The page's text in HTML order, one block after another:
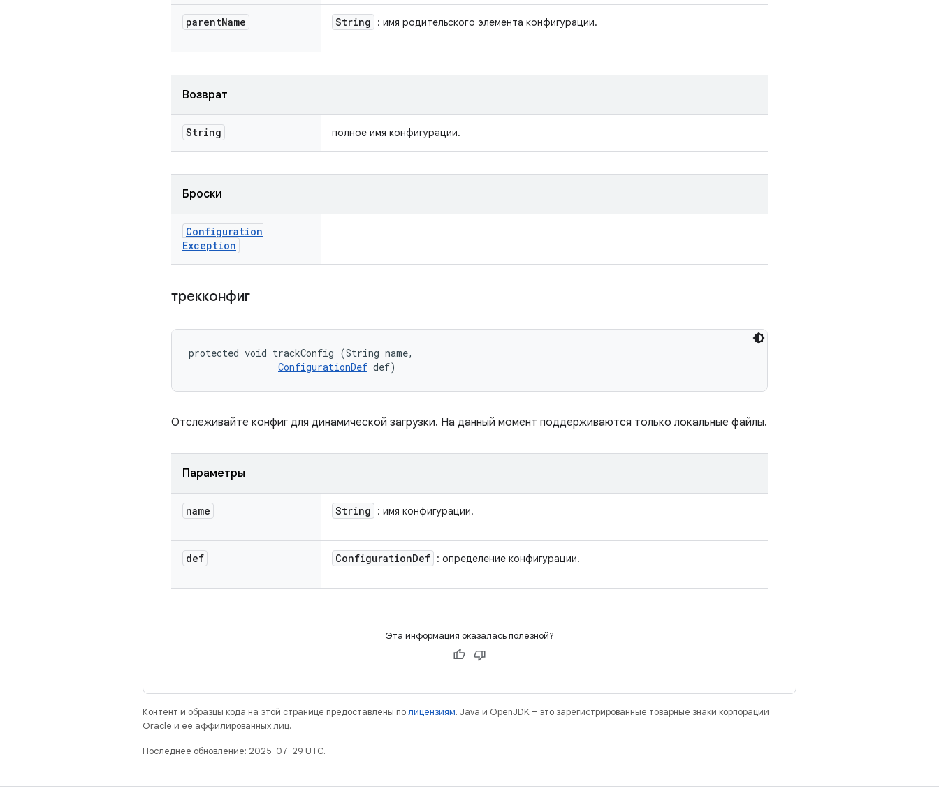
parentName String : имя родительского элемента конфигурации.
Возврат
String полное имя конфигурации.
Броски
Configuration
Exception
трекконфиг
protected void trackConfig (String name,
ConfigurationDef def)
Отслеживайте конфиг для динамической загрузки. На данный момент поддерживаются только локальные файлы.
Параметры
name String : имя конфигурации.
def ConfigurationDef : определение конфигурации.
Эта информация оказалась полезной?
Контент и образцы кода на этой странице предоставлены полицензиям. Java и OpenJDK – это зарегистрированные товарные знаки корпорации
Oracle и ее аффилированных лиц.
Последнее обновление: 2025-07-29 UTC.